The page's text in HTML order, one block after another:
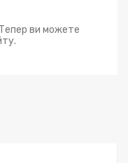
Тепер ви можете